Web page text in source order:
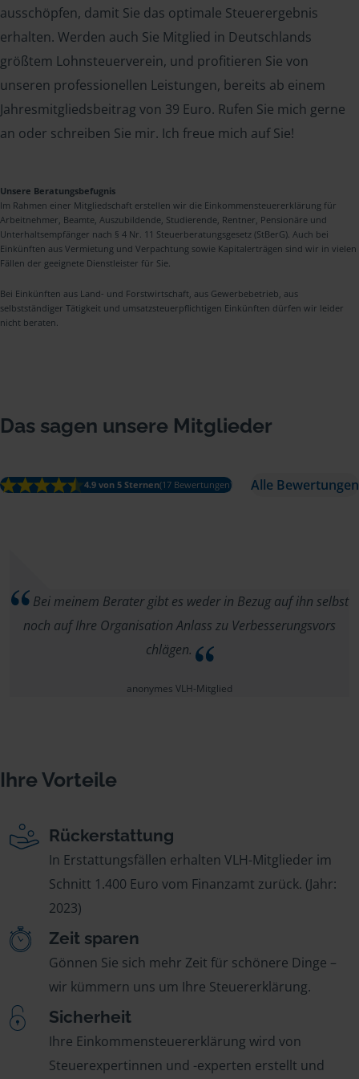
ausschöpfen, damit Sie das optimale Steuerergebnis
erhalten. Werden auch Sie Mitglied in Deutschlands
größtem Lohnsteuerverein, und profitieren Sie von
unseren professionellen Leistungen, bereits ab einem
Jahresmitgliedsbeitrag von 39 Euro. Rufen Sie mich gerne
an oder schreiben Sie mir. Ich freue mich auf Sie!
Unsere Beratungsbefugnis
Im Rahmen einer Mitgliedschaft erstellen wir die Einkommensteuererklärung für
Arbeitnehmer, Beamte, Auszubildende, Studierende, Rentner, Pensionäre und
Unterhaltsempfänger nach § 4 Nr. 11 Steuerberatungsgesetz (StBerG). Auch bei
Einkünften aus Vermietung und Verpachtung sowie Kapitalerträgen sind wir in vielen
Fällen der geeignete Dienstleister für Sie.
Bei Einkünften aus Land- und Forstwirtschaft, aus Gewerbebetrieb, aus
selbstständiger Tätigkeit und umsatzsteuerpflichtigen Einkünften dürfen wir leider
nicht beraten.
Das sagen unsere Mitglieder
4.9 von 5 Sternen(17 Bewertungen) Alle Bewertungen
Bei meinem Berater gibt es weder in Bezug auf ihn selbst
noch auf Ihre Organisation Anlass zu Verbesserungsvors
chlägen.
anonymes VLH-Mitglied
Ihre Vorteile
Rückerstattung
In Erstattungsfällen erhalten VLH-Mitglieder im
Schnitt 1.400 Euro vom Finanzamt zurück. (Jahr:
2023)
Zeit sparen
Gönnen Sie sich mehr Zeit für schönere Dinge –
wir kümmern uns um Ihre Steuererklärung.
Sicherheit
Ihre Einkommensteuererklärung wird von
Steuerexpertinnen und -experten erstellt und